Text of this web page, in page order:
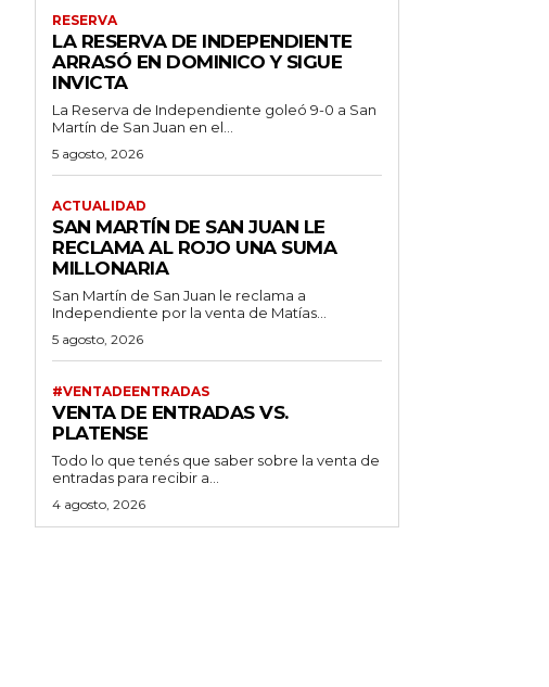
RESERVA
LA RESERVA DE INDEPENDIENTE
ARRASÓ EN DOMINICO Y SIGUE
INVICTA
La Reserva de Independiente goleó 9-0 a San
Martín de San Juan en el...
5 agosto, 2026
ACTUALIDAD
SAN MARTÍN DE SAN JUAN LE
RECLAMA AL ROJO UNA SUMA
MILLONARIA
San Martín de San Juan le reclama a
Independiente por la venta de Matías...
5 agosto, 2026
#VENTADEENTRADAS
VENTA DE ENTRADAS VS.
PLATENSE
Todo lo que tenés que saber sobre la venta de
entradas para recibir a...
4 agosto, 2026